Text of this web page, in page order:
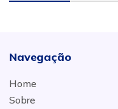
Navegação
Home
Sobre